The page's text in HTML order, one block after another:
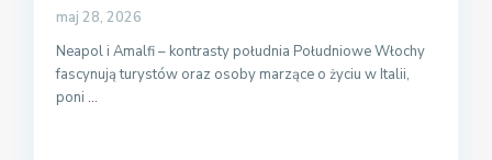
maj 28, 2026
Neapol i Amalfi – kontrasty południa Południowe Włochy
fascynują turystów oraz osoby marzące o życiu w Italii,
poni ...